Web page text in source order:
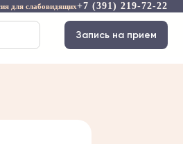
для слабовидящих+7 (391) 219-72-22
Запись на прием